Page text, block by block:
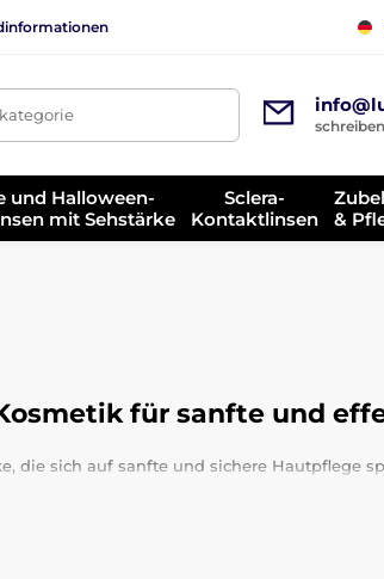
und Halloween-
mit Sehstärke
Sclera-
Kontaktlinsen
&
für sanfte und
die sich auf sanfte und sichere Hautpflege